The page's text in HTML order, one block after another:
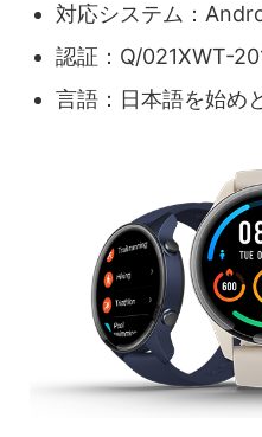
対応システム：
認証：Q/021XWT-
言語：日本語を始め